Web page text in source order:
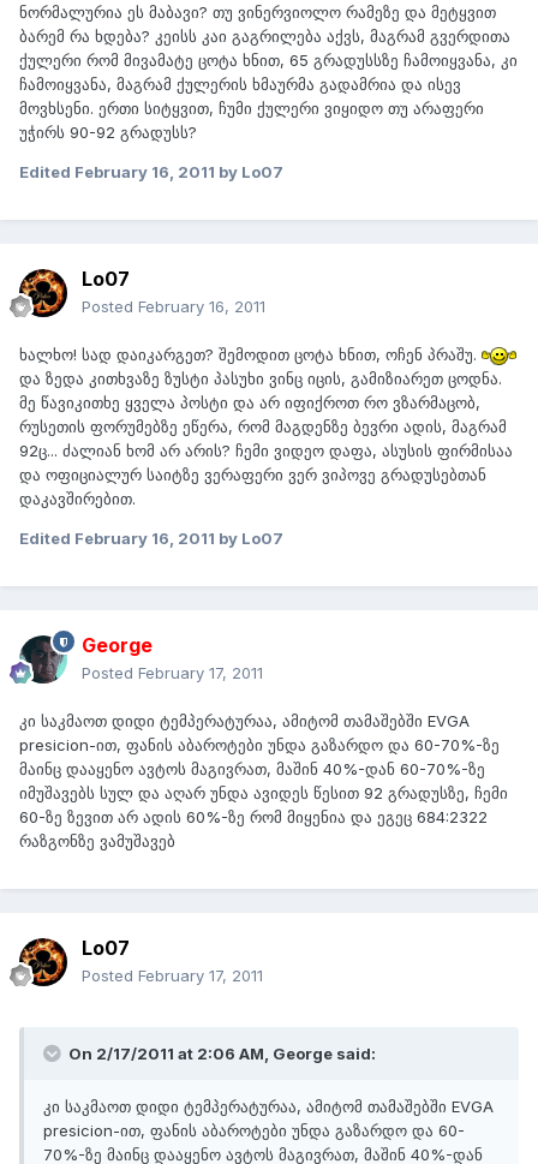
ნორმალურია ეს მაბავი? თუ ვინერვიოლო რამეზე და მეტყვით
ბარემ რა ხდება? კეისს კაი გაგრილება აქვს, მაგრამ გვერდითა
ქულერი რომ მივამატე ცოტა ხნით, 65 გრადუსსზე ჩამოიყვანა, კი
ჩამოიყვანა, მაგრამ ქულერის ხმაურმა გადამრია და ისევ
მოვხსენი. ერთი სიტყვით, ჩუმი ქულერი ვიყიდო თუ არაფერი
უჭირს 90-92 გრადუსს?
Edited February 16, 2011 by Lo07
Lo07
Posted February 16, 2011
ხალხო! სად დაიკარგეთ? შემოდით ცოტა ხნით, ოჩენ პრაშუ.
და ზედა კითხვაზე ზუსტი პასუხი ვინც იცის, გამიზიარეთ ცოდნა.
მე წავიკითხე ყველა პოსტი და არ იფიქროთ რო ვზარმაცობ,
რუსეთის ფორუმებზე ეწერა, რომ მაგდენზე ბევრი ადის, მაგრამ
92ც... ძალიან ხომ არ არის? ჩემი ვიდეო დაფა, ასუსის ფირმისაა
და ოფიციალურ საიტზე ვერაფერი ვერ ვიპოვე გრადუსებთან
დაკავშირებით.
Edited February 16, 2011 by Lo07
George
Posted February 17, 2011
კი საკმაოთ დიდი ტემპერატურაა, ამიტომ თამაშებში EVGA
presicion-ით, ფანის აბაროტები უნდა გაზარდო და 60-70%-ზე
მაინც დააყენო ავტოს მაგივრათ, მაშინ 40%-დან 60-70%-ზე
იმუშავებს სულ და აღარ უნდა ავიდეს წესით 92 გრადუსზე, ჩემი
60-ზე ზევით არ ადის 60%-ზე რომ მიყენია და ეგეც 684:2322
რაზგონზე ვამუშავებ
Lo07
Posted February 17, 2011
On 2/17/2011 at 2:06 AM, George said:
კი საკმაოთ დიდი ტემპერატურაა, ამიტომ თამაშებში EVGA
presicion-ით, ფანის აბაროტები უნდა გაზარდო და 60-
70%-ზე მაინც დააყენო ავტოს მაგივრათ, მაშინ 40%-დან